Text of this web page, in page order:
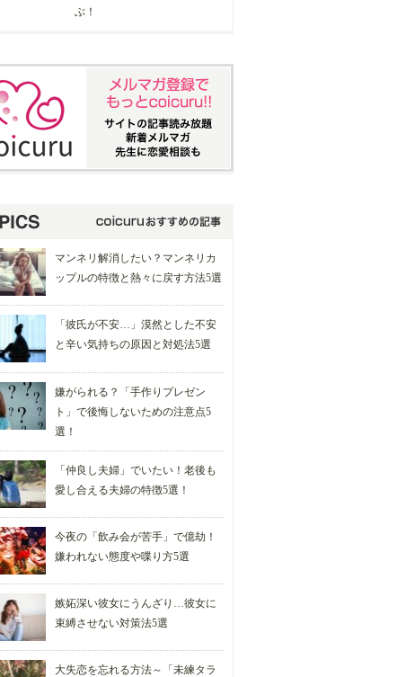
ぶ！
マンネリ解消したい？マンネリカ
ップルの特徴と熱々に戻す方法5選
「彼氏が不安…」漠然とした不安
と辛い気持ちの原因と対処法5選
嫌がられる？「手作りプレゼン
ト」で後悔しないための注意点5
選！
「仲良し夫婦」でいたい！老後も
愛し合える夫婦の特徴5選！
今夜の「飲み会が苦手」で億劫！
嫌われない態度や喋り方5選
嫉妬深い彼女にうんざり…彼女に
束縛させない対策法5選
大失恋を忘れる方法～「未練タラ